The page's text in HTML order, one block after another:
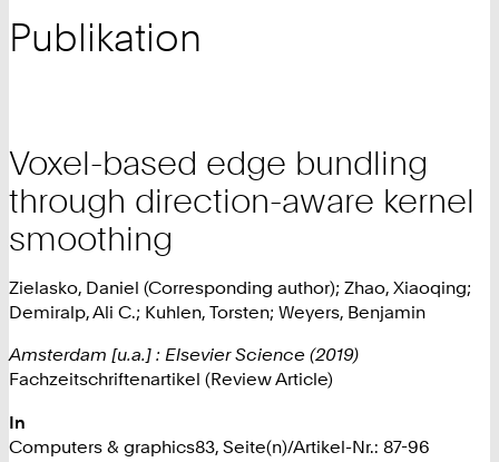
Publikation
Voxel-based edge bundling
through direction-aware kernel
smoothing
Zielasko, Daniel (Corresponding author); Zhao, Xiaoqing;
Demiralp, Ali C.; Kuhlen, Torsten; Weyers, Benjamin
Amsterdam [u.a.] : Elsevier Science (2019)
Fachzeitschriftenartikel (Review Article)
In
Computers & graphics83, Seite(n)/Artikel-Nr.: 87-96